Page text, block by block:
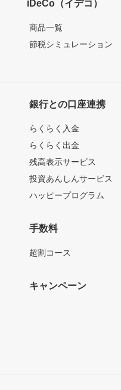
iDeCo（イデコ）
商品一覧
節税シミュレーション
銀行との口座連携
らくらく入金
らくらく出金
残高表示サービス
投資あんしんサービス
ハッピープログラム
手数料
超割コース
キャンペーン